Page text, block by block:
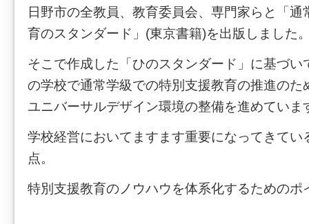
日野市の全教員、教育委員会、専門家らと「通
育のスタンダード」(東京書籍)を出版しました
そこで作成した「ひのスタンダード」に基づい
の学校で通常学級での特別支援教育の推進のた
ユニバーサルデザイン環境の整備を進めていま
学校経営においてますます重要になってきてい
点。
特別支援教育のノウハウを体系化するためのポ